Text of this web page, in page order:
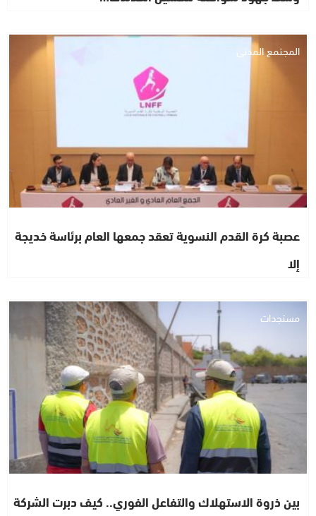
المجتمع المدني
عصبة كرة القدم النسوية تعقد جمعها العام برئاسة خديجة
إلا
مستجدات
بين ذروة الاستهلاك والتفاعل الفوري.. كيف دبرت الشركة